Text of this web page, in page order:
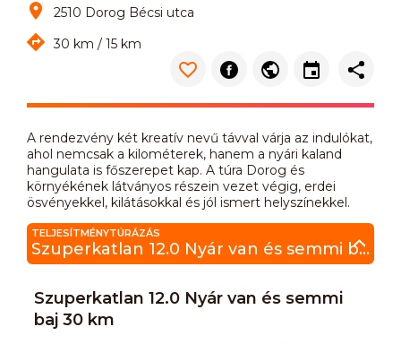
2510 Dorog Bécsi utca
30 km / 15 km
A rendezvény két kreatív nevű távval várja az indulókat,
ahol nemcsak a kilométerek, hanem a nyári kaland
hangulata is főszerepet kap. A túra Dorog és
környékének látványos részein vezet végig, erdei
ösvényekkel, kilátásokkal és jól ismert helyszínekkel.
TELJESÍTMÉNYTÚRÁZÁS
Szuperkatlan 12.0 Nyár van és semmi baj 30 km
Szuperkatlan 12.0 Nyár van és semmi
baj 30 km